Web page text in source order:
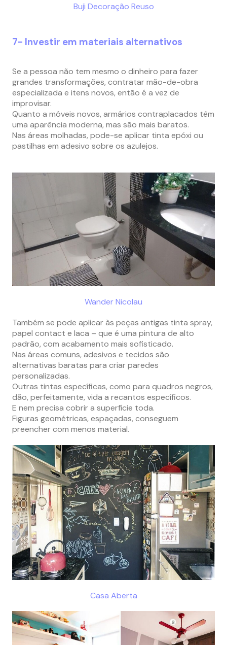
Buji Decoração Reuso
7- Investir em materiais alternativos
Se a pessoa não tem mesmo o dinheiro para fazer
grandes transformações, contratar mão-de-obra
especializada e itens novos, então é a vez de
improvisar.
Quanto a móveis novos, armários contraplacados têm
uma aparência moderna, mas são mais baratos.
Nas áreas molhadas, pode-se aplicar tinta epóxi ou
pastilhas em adesivo sobre os azulejos.
Wander Nicolau
Também se pode aplicar às peças antigas tinta spray,
papel contact e laca – que é uma pintura de alto
padrão, com acabamento mais sofisticado.
Nas áreas comuns, adesivos e tecidos são
alternativas baratas para criar paredes
personalizadas.
Outras tintas específicas, como para quadros negros,
dão, perfeitamente, vida a recantos específicos.
E nem precisa cobrir a superfície toda.
Figuras geométricas, espaçadas, conseguem
preencher com menos material.
Casa Aberta